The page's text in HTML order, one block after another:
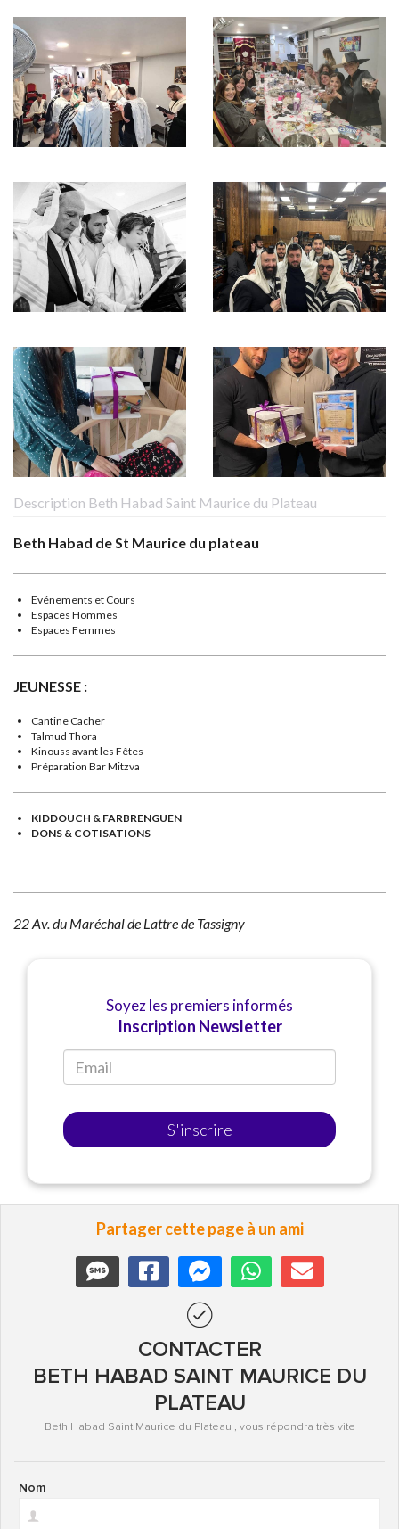
Description Beth Habad Saint Maurice du Plateau
Beth Habad de St Maurice du plateau
Evénements et Cours
Espaces Hommes
Espaces Femmes
JEUNESSE :
Cantine Cacher
Talmud Thora
Kinouss avant les Fêtes
Préparation Bar Mitzva
KIDDOUCH & FARBRENGUEN
DONS & COTISATIONS
22 Av. du Maréchal de Lattre de Tassigny
Soyez les premiers informés
Inscription Newsletter
S'inscrire
Partager cette page à un ami
CONTACTER
BETH HABAD SAINT MAURICE DU
PLATEAU
Beth Habad Saint Maurice du Plateau , vous répondra très vite
Nom